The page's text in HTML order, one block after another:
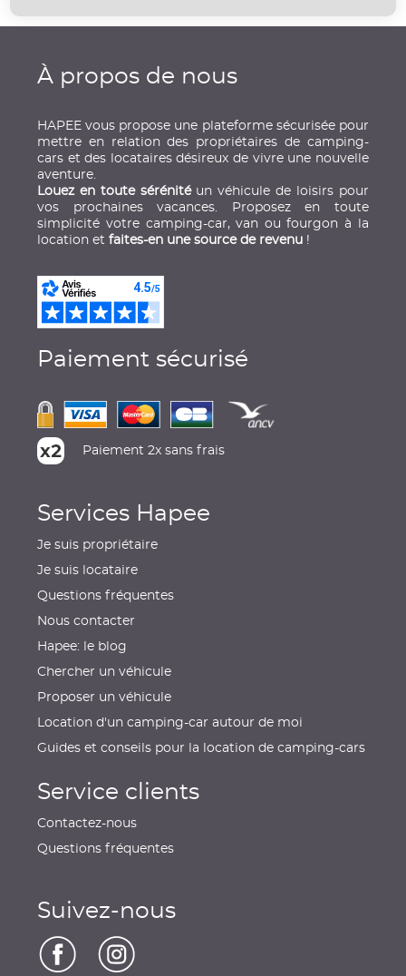
À propos de nous
HAPEE vous propose une plateforme sécurisée pour
mettre en relation des propriétaires de camping-
cars et des locataires désireux de vivre une nouvelle
aventure.
Louez en toute sérénitéun véhicule de loisirs pour
vos prochaines vacances. Proposez en toute
simplicité votre camping-car, van ou fourgon à la
location etfaites-en une source de revenu !
Paiement sécurisé
Paiement 2x sans frais
Services Hapee
Je suis propriétaire
Je suis locataire
Questions fréquentes
Nous contacter
Hapee: le blog
Chercher un véhicule
Proposer un véhicule
Location d'un camping-car autour de moi
Guides et conseils pour la location de camping-cars
Service clients
Contactez-nous
Questions fréquentes
Suivez-nous